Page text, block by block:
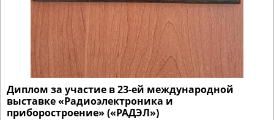
Диплом за участие в 23-ей международной
выставке «Радиоэлектроника и
приборостроение» («РАДЭЛ»)